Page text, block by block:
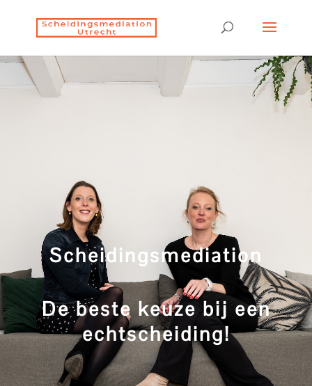
Scheidingsmediation
De beste keuze bij een
echtscheiding!